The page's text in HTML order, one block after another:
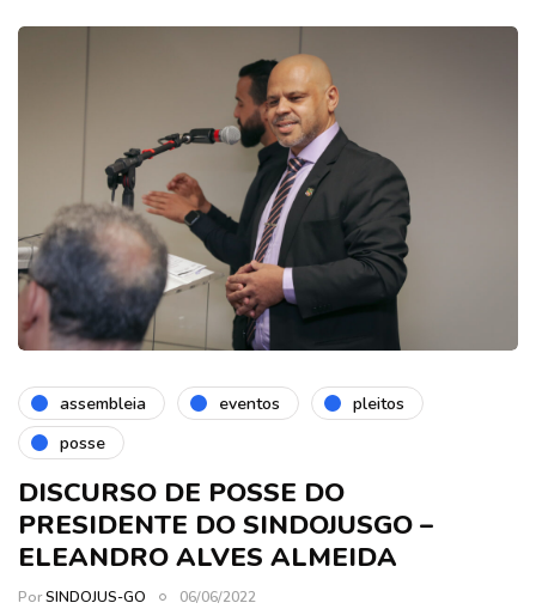
assembleia eventos
pleitos
posse
DISCURSO DE POSSE DO
PRESIDENTE DO SINDOJUSGO –
ELEANDRO ALVES ALMEIDA
PorSINDOJUS-GO 06/06/2022